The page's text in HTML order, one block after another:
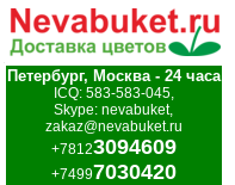
Петербург, Москва - 24 часа
ICQ: 583-583-045,
Skype: nevabuket,
zakaz@nevabuket.ru
+78123094609
+74997030420